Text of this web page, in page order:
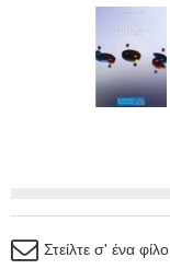
Στείλτε σ' ένα φίλο